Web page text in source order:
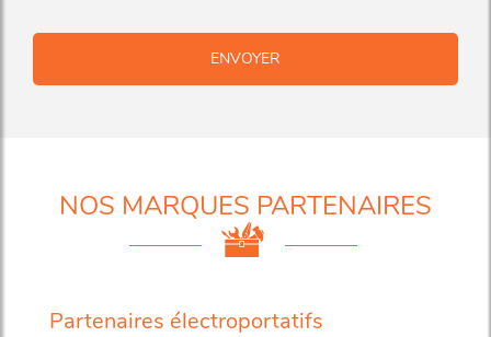
NOS MARQUES PARTENAIRES
Partenaires électroportatifs